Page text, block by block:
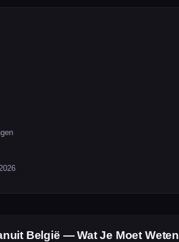
België — Wat Je Moet Weten